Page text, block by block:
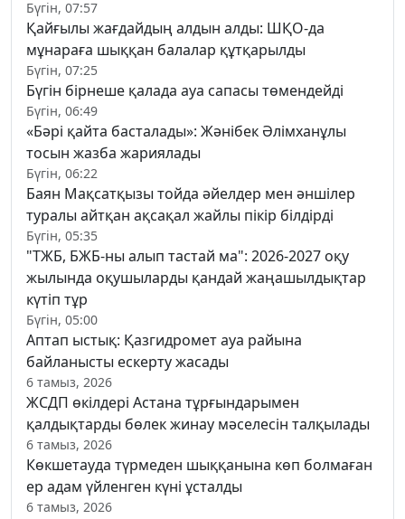
Бүгін, 07:57
Қайғылы жағдайдың алдын алды: ШҚО-да
мұнараға шыққан балалар құтқарылды
Бүгін, 07:25
Бүгін бірнеше қалада ауа сапасы төмендейді
Бүгін, 06:49
«Бәрі қайта басталады»: Жәнібек Әлімханұлы
тосын жазба жариялады
Бүгін, 06:22
Баян Мақсатқызы тойда әйелдер мен әншілер
туралы айтқан ақсақал жайлы пікір білдірді
Бүгін, 05:35
"ТЖБ, БЖБ-ны алып тастай ма": 2026-2027 оқу
жылында оқушыларды қандай жаңашылдықтар
күтіп тұр
Бүгін, 05:00
Аптап ыстық: Қазгидромет ауа райына
байланысты ескерту жасады
6 тамыз, 2026
ЖСДП өкілдері Астана тұрғындарымен
қалдықтарды бөлек жинау мәселесін талқылады
6 тамыз, 2026
Көкшетауда түрмеден шыққанына көп болмаған
ер адам үйленген күні ұсталды
6 тамыз, 2026